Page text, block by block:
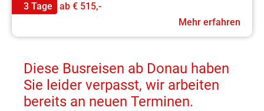
3 Tage
ab € 515,-
Mehr erfahren
Diese Busreisen ab Donau haben
Sie leider verpasst, wir arbeiten
bereits an neuen Terminen.